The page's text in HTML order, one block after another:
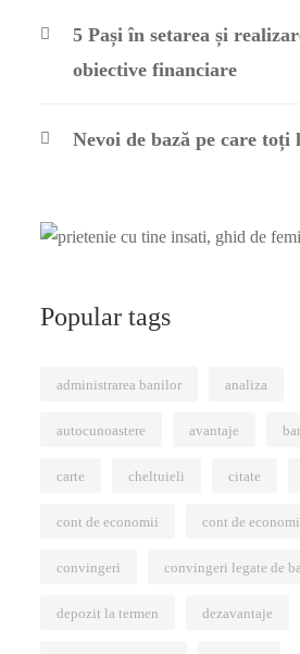
5 Pași în setarea și
obiective financiare
Nevoi de bază pe care toți
Popular tags
administrarea banilor analiza
autocunoastere avantaje
carte cheltuieli citate
cont de economii cont de
convingeri convingeri legate de
depozit la termen dezavantaje